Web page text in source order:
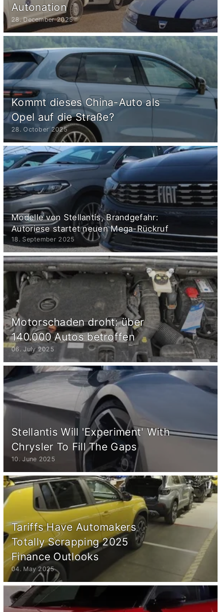
Autonation
28. December 2025
Kommt dieses China-Auto als
Opel auf die Straße?
28. October 2025
Modelle von Stellantis, Brandgefahr:
Autoriese startet neuen Mega-Rückruf
18. September 2025
Motorschaden droht: über
140.000 Autos betroffen
06. July 2025
Stellantis Will 'Experiment' With
Chrysler To Fill The Gaps
10. June 2025
Tariffs Have Automakers
Totally Scrapping 2025
Finance Outlooks
04. May 2025